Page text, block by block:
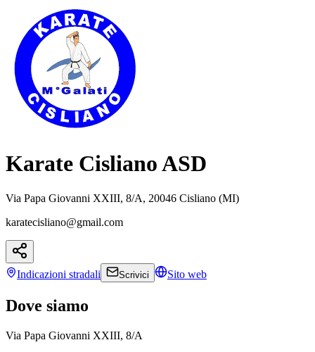
Karate Cisliano ASD
Via Papa Giovanni XXIII, 8/A, 20046 Cisliano (MI)
karatecisliano@gmail.com
Indicazioni stradali Scrivici Sito web
Dove siamo
Via Papa Giovanni XXIII, 8/A